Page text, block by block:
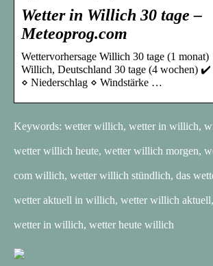
Wetter in Willich 30 tage –
Meteoprog.com
Wettervorhersage Willich 30 tage (1
Willich, Deutschland 30 tage (4 wochen)
⋄ Niederschlag ⋄ Windstärke …
Keywords: wetter willich, wetter in willich,
wetter willich heute, wetter willich morgen,
com willich, wetter willich stündlich, das
wetter aktuell in willich, wetter willich
wetter in willich, wetter heute willich